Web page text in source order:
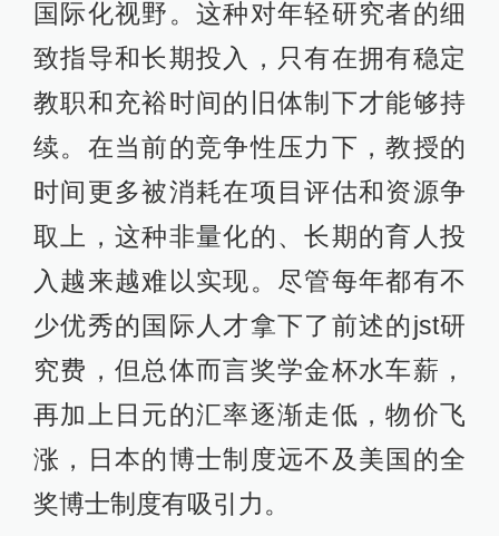
国际化视野。这种对年轻研究者的细
致指导和长期投入，只有在拥有稳定
教职和充裕时间的旧体制下才能够持
续。在当前的竞争性压力下，教授的
时间更多被消耗在项目评估和资源争
取上，这种非量化的、长期的育人投
入越来越难以实现。尽管每年都有不
少优秀的国际人才拿下了前述的jst研
究费，但总体而言奖学金杯水车薪，
再加上日元的汇率逐渐走低，物价飞
涨，日本的博士制度远不及美国的全
奖博士制度有吸引力。